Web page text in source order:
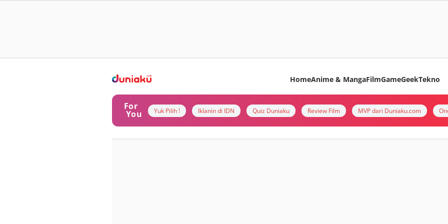
HomeAnime & MangaFilmGameGeekTekno
For
You Yuk Pilih ! Iklanin di IDN Quiz Duniaku Review Film MVP dari Duniaku.com